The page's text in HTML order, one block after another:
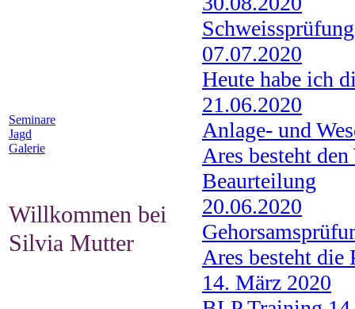
Seminare
Jagd
Galerie
Willkommen bei
Silvia Mutter
07.07.2020
Heute habe ich
21.06.2020
Anlage- und
Ares besteht
Beaurteilung
20.06.2020
Ares besteht
14. März 2020